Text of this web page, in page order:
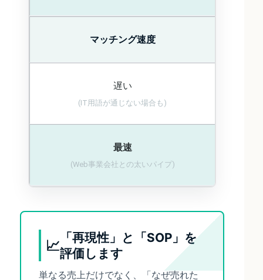
マッチング速度
遅い
(IT用語が通じない場合も)
最速
(Web事業会社との太いパイプ)
📈 「再現性」と「SOP」を
評価します
単なる売上だけでなく、「なぜ売れた